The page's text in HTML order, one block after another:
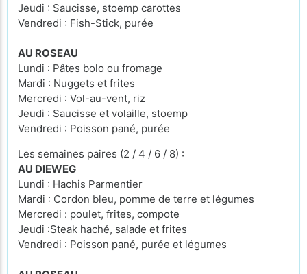
Jeudi : Saucisse, stoemp carottes
Vendredi : Fish-Stick, purée
AU ROSEAU
Lundi : Pâtes bolo ou fromage
Mardi : Nuggets et frites
Mercredi : Vol-au-vent, riz
Jeudi : Saucisse et volaille, stoemp
Vendredi : Poisson pané, purée
Les semaines paires (2 / 4 / 6 / 8) :
AU DIEWEG
Lundi : Hachis Parmentier
Mardi : Cordon bleu, pomme de terre et légumes
Mercredi : poulet, frites, compote
Jeudi :Steak haché, salade et frites
Vendredi : Poisson pané, purée et légumes